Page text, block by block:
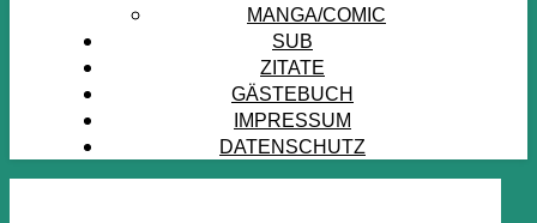
MANGA/COMIC
SUB
ZITATE
GÄSTEBUCH
IMPRESSUM
DATENSCHUTZ